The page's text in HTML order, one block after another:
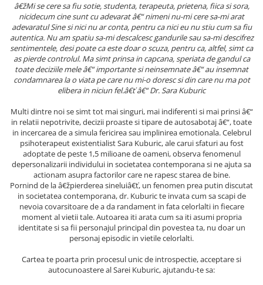
Diete
Gastronomik
Masaj
MedConnect
Medicina & Farmacie
Medicina Pentru Toti
SealfHealing
Sport
Starea de bine
Terapii Alternative
AudioBook
Beletristica
Biografii, Memorii, Jurnale
Carti pentru Adolescenti, Young
â€žMi se cere sa fiu sotie, studenta, terapeuta, prietena, fiica si sora,
nicidecum cine sunt cu adevarat â€“ nimeni nu-mi cere sa-mi arat
adevaratul Sine si nici nu ar conta, pentru ca nici eu nu stiu cum sa fiu
autentica. Nu am spatiu sa-mi descalcesc gandurile sau sa-mi descifrez
sentimentele, desi poate ca este doar o scuza, pentru ca, altfel, simt ca
as pierde controlul. Ma simt prinsa in capcana, speriata de gandul ca
toate deciziile mele â€“ importante si neinsemnate â€“ au insemnat
condamnarea la o viata pe care nu mi-o doresc si din care nu ma pot
elibera in niciun fel.â€ť â€“ Dr. Sara Kuburic
Multi dintre noi se simt tot mai singuri, mai indiferenti si mai prinsi â€“
in relatii nepotrivite, decizii proaste si tipare de autosabotaj â€“, toate
in incercarea de a simula fericirea sau implinirea emotionala. Celebrul
psihoterapeut existentialist Sara Kuburic, ale carui sfaturi au fost
adoptate de peste 1,5 milioane de oameni, observa fenomenul
depersonalizarii individului in societatea contemporana si ne ajuta sa
actionam asupra factorilor care ne rapesc starea de bine.
Pornind de la â€žpierderea sineluiâ€ť, un fenomen prea putin discutat
in societatea contemporana, dr. Kuburic te invata cum sa scapi de
nevoia covarsitoare de a da randament in fata celorlalti in fiecare
moment al vietii tale. Autoarea iti arata cum sa iti asumi propria
identitate si sa fii personajul principal din povestea ta, nu doar un
personaj episodic in vietile celorlalti.
Cartea te poarta prin procesul unic de introspectie, acceptare si
autocunoastere al Sarei Kuburic, ajutandu-te sa: